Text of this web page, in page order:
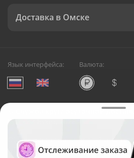
Доставка в Омске
Язык интерфейса: Валюта:
Служба круглосуточной
Русский Букет, 2026
Общество с ограниченной
ОГРН: 1195476081745, ИНН: